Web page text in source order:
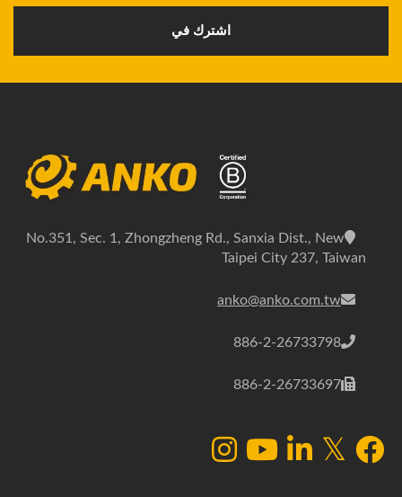
اشترك في
No.351, Sec. 1, Zhongzheng Rd., Sanxia Dist., New
Taipei City 237, Taiwan
anko@anko.com.tw
886-2-26733798
886-2-26733697